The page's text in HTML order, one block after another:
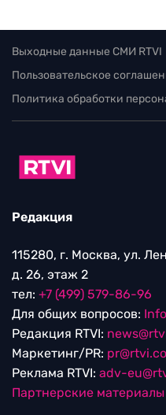
Выходные данные СМИ RTVI
Пользовательское
Политика обработки
Редакция
115280, г. Москва, ул.
д. 26, этаж 2
тел: +7 (499) 579-86-96
Для общих вопросов:
Редакция RTVI:
Маркетинг/PR:
Реклама RTVI: adv-
Партнерские материалы